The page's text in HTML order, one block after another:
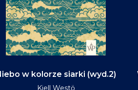
w kolorze siarki (wyd.2)
Kjell Westö